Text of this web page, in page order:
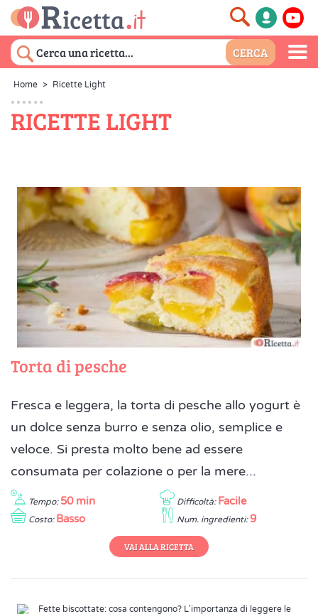
Home > Ricette Light
RICETTE LIGHT
Torta di pesche
Fresca e leggera, la torta di pesche allo yogurt è
un dolce senza burro e senza olio, semplice e
veloce. Si presta molto bene ad essere
consumata per colazione o per la mere...
Tempo: 50 min Difficoltà: Facile
Costo: Basso Num. ingredienti: 9
VAI ALLA RICETTA